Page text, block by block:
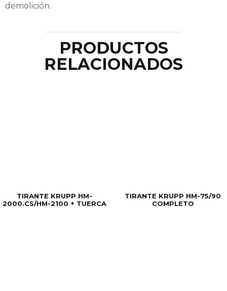
demolición.
PRODUCTOS
RELACIONADOS
TIRANTE KRUPP HM-
2000.CS/HM-2100 + TUERCA
TIRANTE KRUPP HM-75/90
COMPLETO